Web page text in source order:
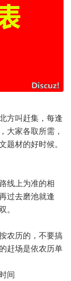
方叫赶集，每逢
大家各取所需，
题材的好时候。
线上为准的相
过去磨池就逢
。
农历的，不要搞
赶场是依农历单
间